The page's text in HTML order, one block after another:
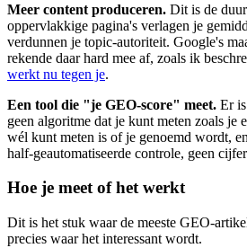
Meer content produceren. Dit is de
oppervlakkige pagina's verlagen je
verdunnen je topic-autoriteit. Google's
rekende daar hard mee af, zoals ik
werkt nu tegen je.
Een tool die "je GEO-score" meet. Er
geen algoritme dat je kunt meten zoals je
wél kunt meten is of je genoemd wordt,
half-geautomatiseerde controle, geen
Hoe je meet of het werkt
Dit is het stuk waar de meeste GEO-
precies waar het interessant wordt.